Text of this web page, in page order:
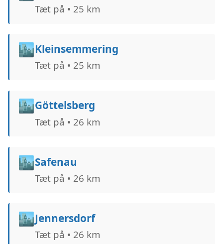
Tæt på • 25 km
🏙️Kleinsemmering
Tæt på • 25 km
🏙️Göttelsberg
Tæt på • 26 km
🏙️Safenau
Tæt på • 26 km
🏙️Jennersdorf
Tæt på • 26 km